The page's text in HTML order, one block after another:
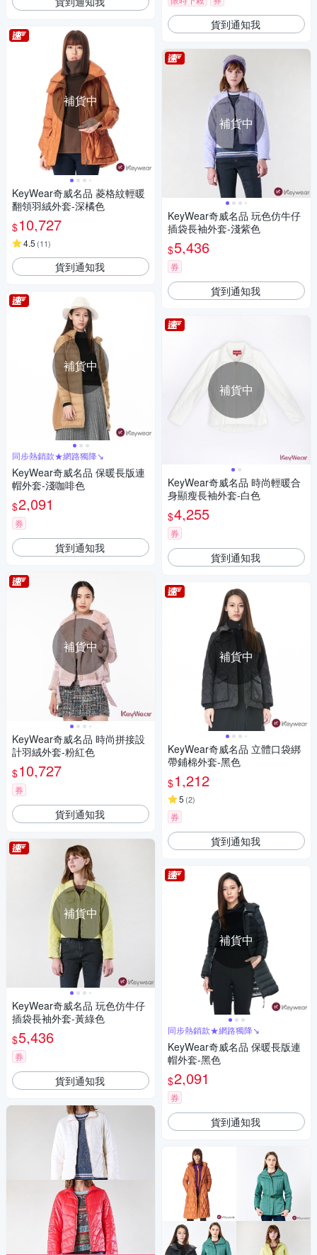
補貨中
KeyWear奇威名品 菱格紋輕暖
翻領羽絨外套-深橘色
$10,727
4.5 (11)
貨到通知我
補貨中
同步熱銷款★網路獨降↘
KeyWear奇威名品 保暖長版連
帽外套-淺咖啡色
$2,091
券
貨到通知我
補貨中
KeyWear奇威名品 時尚拼接設
計羽絨外套-粉紅色
$10,727
券
貨到通知我
補貨中
KeyWear奇威名品 玩色仿牛仔
插袋長袖外套-黃綠色
$5,436
券
貨到通知我
貨到通知我
補貨中
KeyWear奇威名品 玩色仿牛仔
插袋長袖外套-淺紫色
$5,436
券
貨到通知我
補貨中
KeyWear奇威名品 時尚輕暖合
身顯瘦長袖外套-白色
$4,255
券
貨到通知我
補貨中
KeyWear奇威名品 立體口袋綁
帶鋪棉外套-黑色
$1,212
5 (2)
券
貨到通知我
補貨中
同步熱銷款★網路獨降↘
KeyWear奇威名品 保暖長版連
帽外套-黑色
$2,091
券
貨到通知我